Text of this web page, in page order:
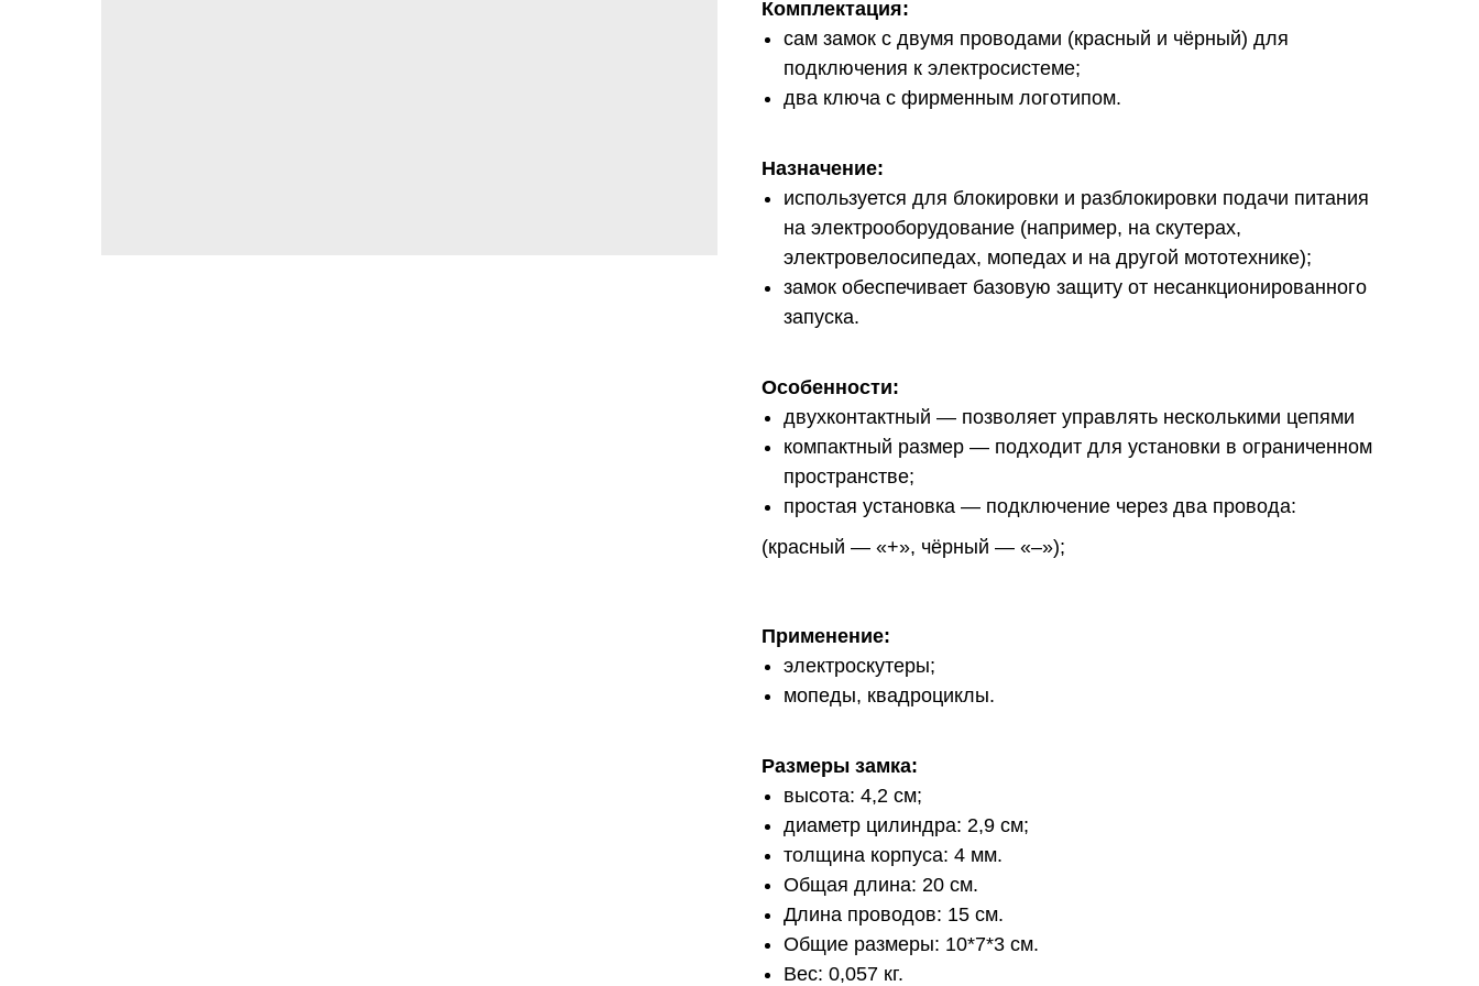
Комплектация:
сам замок с двумя проводами (красный и чёрный) для
подключения к электросистеме;
два ключа с фирменным логотипом.
Назначение:
используется для блокировки и разблокировки подачи питания
на электрооборудование (например, на скутерах,
электровелосипедах, мопедах и на другой мототехнике);
замок обеспечивает базовую защиту от несанкционированного
запуска.
Особенности:
двухконтактный — позволяет управлять несколькими цепями
компактный размер — подходит для установки в ограниченном
пространстве;
простая установка — подключение через два провода:
(красный — «+», чёрный — «–»);
Применение:
электроскутеры;
мопеды, квадроциклы.
Размеры замка:
высота: 4,2 см;
диаметр цилиндра: 2,9 см;
толщина корпуса: 4 мм.
Общая длина: 20 см.
Длина проводов: 15 см.
Общие размеры: 10*7*3 см.
Вес: 0,057 кг.